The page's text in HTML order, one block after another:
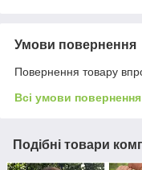
Умови повернення
Повернення товару
Всі умови повернення
Подібні товари